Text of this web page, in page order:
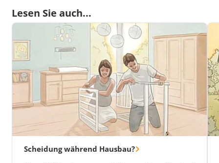
Lesen Sie auch...
Scheidung während Hausbau?